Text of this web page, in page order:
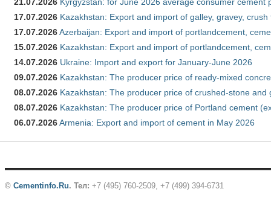
17.07.2026 Kazakhstan: Export and import of galley, gravey,
17.07.2026Azerbaijan: Export and import of portlandcement,
15.07.2026 Kazakhstan: Export and import of portlandcement,
14.07.2026 Ukraine: Import and export for January-June 2026
09.07.2026 Kazakhstan: The producer price of ready-mixed
08.07.2026 Kazakhstan: The producer price of crushed-stone and
08.07.2026 Kazakhstan: The producer price of Portland cement
06.07.2026Armenia: Export and import of cement in May 2026
© Cementinfo.Ru. Тел: +7 (495) 760-2509, +7 (499) 394-6731